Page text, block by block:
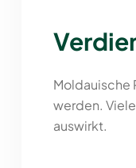
Moldauische
werden.
auswirkt.